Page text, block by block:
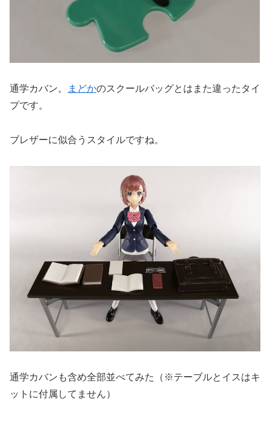
通学カバン。 まどかのスクールバッグとはまた違ったタイ
プです。
ブレザーに似合うスタイルですね。
通学カバンも含め全部並べてみた（※テーブルとイスはキ
ットに付属してません）